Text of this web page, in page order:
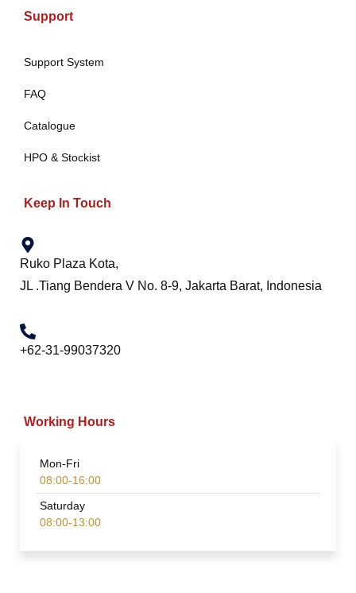
Support
Support System
FAQ
Catalogue
HPO & Stockist
Keep In Touch
Ruko Plaza Kota,
JL .Tiang Bendera V No. 8-9, Jakarta Barat, Indonesia
+62-31-99037320
Working Hours
Mon-Fri
08:00-16:00
Saturday
08:00-13:00